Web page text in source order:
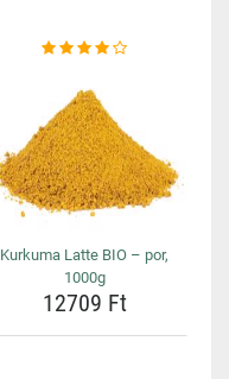
Kurkuma Latte BIO – por,
1000g
12709 Ft